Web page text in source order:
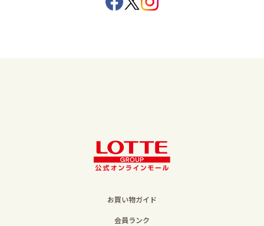
お買い物ガイド
会員ランク